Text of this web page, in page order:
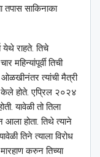
तपास साकिनाका
येथे राहते. तिचे
महिन्यांपूर्वी तिची
त्यांची मैत्री
केले होते. एप्रिल २०२४
यावेळी तो तिला
होता. तिथे त्याने
तिने त्याला विरोध
करुन तिच्या